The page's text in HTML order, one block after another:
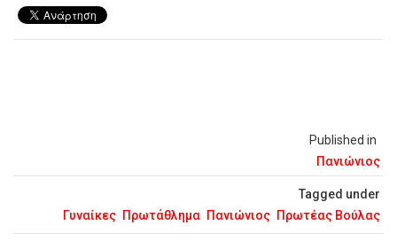
Published in
Πανιώνιος
Tagged under
Γυναίκες Πρωτάθλημα Πανιώνιος Πρωτέας Βούλας